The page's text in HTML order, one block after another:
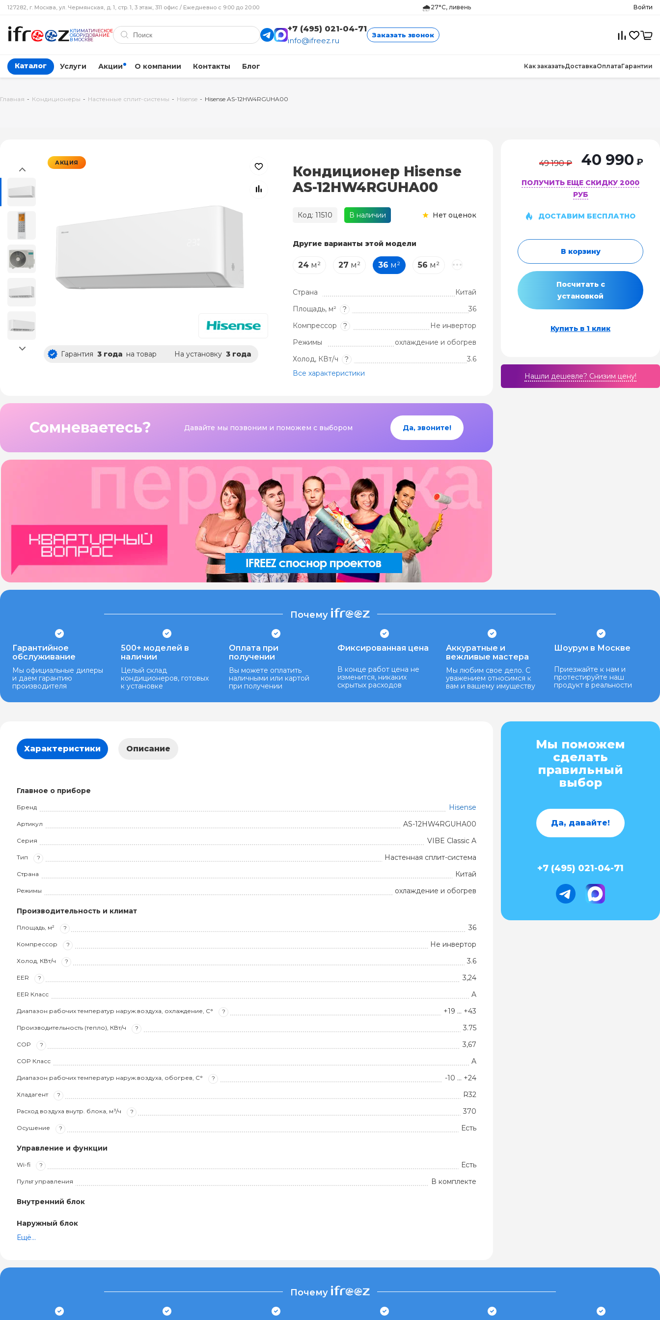
127282, г. Москва, ул. Чермянская, д. 1, стр. 1, 3 этаж, 311 офис / Ежедневно с 9:00 до 20:00 🌧️27°C, ливень Войти
КЛИМАТИЧЕСКОЕ
ОБОРУДОВАНИЕ
В МОСКВЕ
+7 (495) 021-04-71
info@ifreez.ru
Заказать звонок
Каталог Услуги Акции О компании Контакты Блог Как заказатьДоставкаОплатаГарантии
Главная - Кондиционеры - Настенные сплит-системы - Hisense - Hisense AS-12HW4RGUHA00
АКЦИЯ
Гарантия 3 года на товар На установку 3 года
Кондиционер Hisense
AS-12HW4RGUHA00
Код: 11510 В наличии Нет оценок
Другие варианты этой модели
24м² 27 м² 36 м² 56 м²
Страна
Китай
Площадь, м²
?
36
Компрессор
?
Не инвертор
Режимы
охлаждение и обогрев
Холод, КВт/ч
?
3.6
Все характеристики
Сомневаетесь? Давайте мы позвоним и поможем с выбором Да, звоните!
49 190 ₽ 40 990 ₽
ПОЛУЧИТЬ ЕЩЕ СКИДКУ 2000
РУБ
ДОСТАВИМ БЕСПЛАТНО
В корзину
Посчитать с
установкой
Купить в 1 клик
Нашли дешевле? Cнизим цену!
Почему
Гарантийное
обслуживание
Мы официальные дилеры
и даем гарантию
производителя
500+ моделей в
наличии
Целый склад
кондиционеров, готовых
к установке
Оплата при
получении
Вы можете оплатить
наличными или картой
при получении
Фиксированная цена
В конце работ цена не
изменится, никаких
скрытых расходов
Аккуратные и
вежливые мастера
Мы любим свое дело. С
уважением относимся к
вам и вашему имуществу
Шоурум в Москве
Приезжайте к нам и
протестируйте наш
продукт в реальности
Характеристики Описание
Главное о приборе
Бренд Hisense
Артикул AS-12HW4RGUHA00
Серия VIBE Classic A
Тип ? Настенная сплит-система
Страна Китай
Режимы охлаждение и обогрев
Производительность и климат
Площадь, м² ? 36
Компрессор ? Не инвертор
Холод, КВт/ч ? 3.6
EER ? 3,24
EER Класс A
Диапазон рабочих температур наруж.воздуха, охлаждение, С° ? +19 … +43
Производительность (тепло), КВт/ч ? 3.75
COP ? 3,67
COP Класс A
Диапазон рабочих температур наруж.воздуха, обогрев, С° ? -10 … +24
Хладагент ? R32
Расход воздуха внутр. блока, м³/ч ? 370
Осушение ? Есть
Управление и функции
Wi-fi ? Есть
Пульт управления В комплекте
Внутренний блок
Наружный блок
Ещё...
Мы поможем
сделать
правильный
выбор
Да, давайте!
+7 (495) 021-04-71
Почему